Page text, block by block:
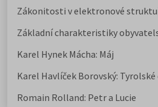
Zákonitosti v elektronové
Základní charakteristiky
Karel Hynek Mácha: Máj
Karel Havlíček Borovský: Tyrolské
Romain Rolland: Petr a Lucie